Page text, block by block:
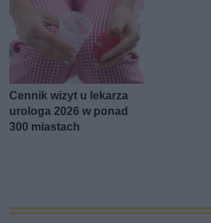
Cennik wizyt u lekarza
urologa 2026 w ponad
300 miastach